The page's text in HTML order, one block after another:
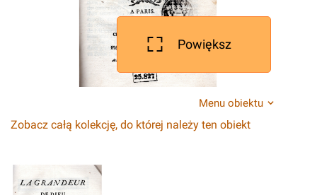
Powiększ
Menu obiektu
Zobacz całą kolekcję, do której należy ten obiekt